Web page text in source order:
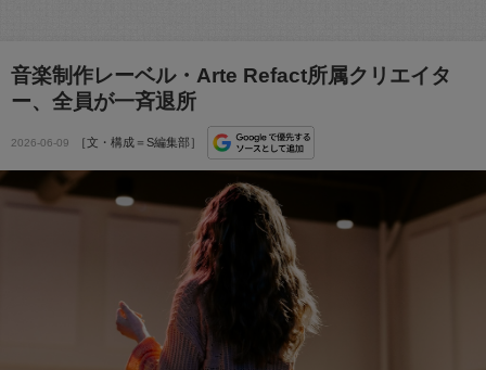
音楽制作レーベル・Arte Refact所属クリエイタ
ー、全員が一斉退所
2026-06-09 ［文・構成＝S編集部］